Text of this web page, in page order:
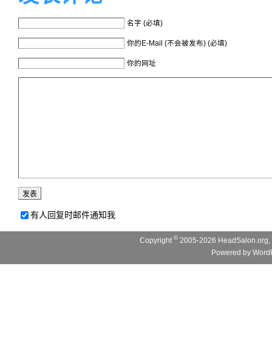
名字 (必填)
你的E-Mail (不会被发布) (必填)
你的网址
有人回复时邮件通知我
Copyright© 2005-2026
Powered by